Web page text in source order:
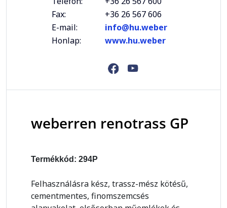
Fax:
+36 26 567 606
E-mail:
info@hu.weber
Honlap:
www.hu.weber
weberren renotrass GP
Termékkód: 294P
Felhasználásra kész, trassz-mész kötésű,
cementmentes, finomszemcsés